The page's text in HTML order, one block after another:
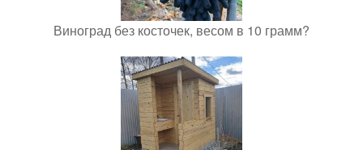
Виноград без косточек, весом в 10 грамм?